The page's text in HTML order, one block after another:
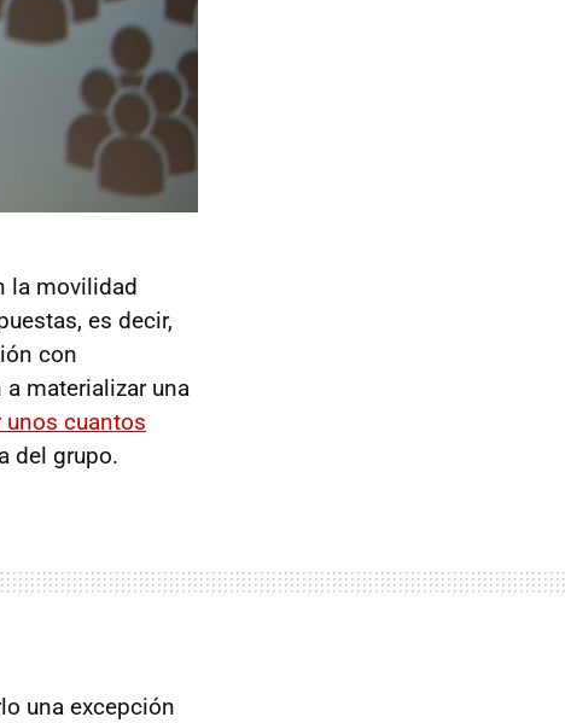
la movilidad
es decir,
con
materializar una
unos cuantos
del grupo.
una excepción